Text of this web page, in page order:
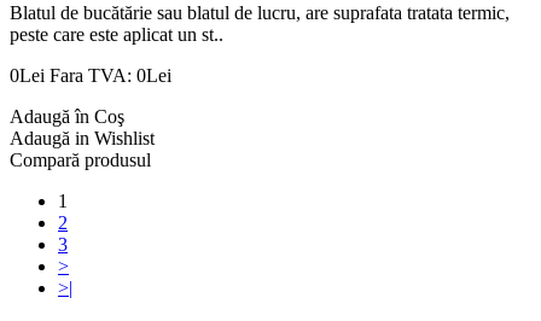
Blatul de bucătărie sau blatul de lucru, are suprafata tratata termic,
peste care este aplicat un st..
0Lei Fara TVA: 0Lei
Adaugă în Coş
Adaugă in Wishlist
Compară produsul
1
2
3
>
>|